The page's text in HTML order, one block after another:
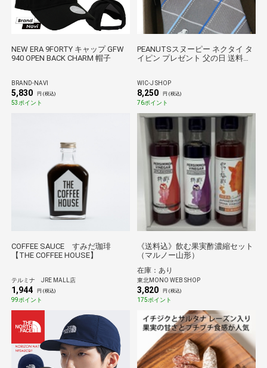
NEW ERA 9FORTY キャップ GFW
940 OPEN BACK CHARM 帽子
BRAND-NAVI
5,830 円 (税込)
53ポイント
PEANUTSスヌーピー ネクタイ タ
イピン プレゼント 父の日 送料無
TB003
WIC-J SHOP
8,250 円 (税込)
76ポイント
COFFEE SAUCE すみだ珈琲
【THE COFFEE HOUSE】
テルミナ JRE MALL店
1,944 円 (税込)
99ポイント
《送料込》飲む果実酢濃縮セット
（マルノー山形）
在庫：あり
東北MONO WEB SHOP
3,820 円 (税込)
175ポイント